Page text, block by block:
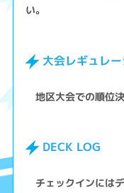
い。
大会レギュレ
地区大会での順位
DECK LOG
チェックインには